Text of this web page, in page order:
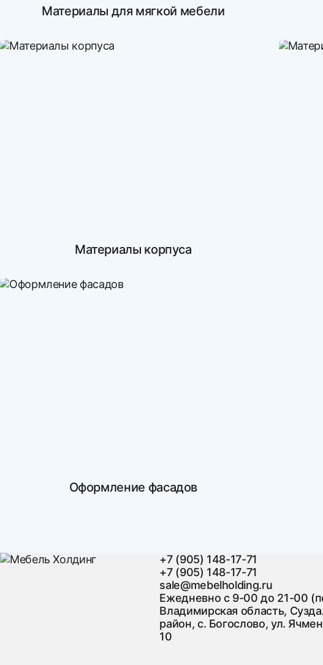
Материалы для мягкой мебели
Материалы корпуса
Оформление фасадов
+7 (905) 148-17-71
+7 (905) 148-17-71
sale@mebelholding.ru
Ежедневно с 9-00 до 21-00
Владимирская область,
район, с. Богослово, ул.
10